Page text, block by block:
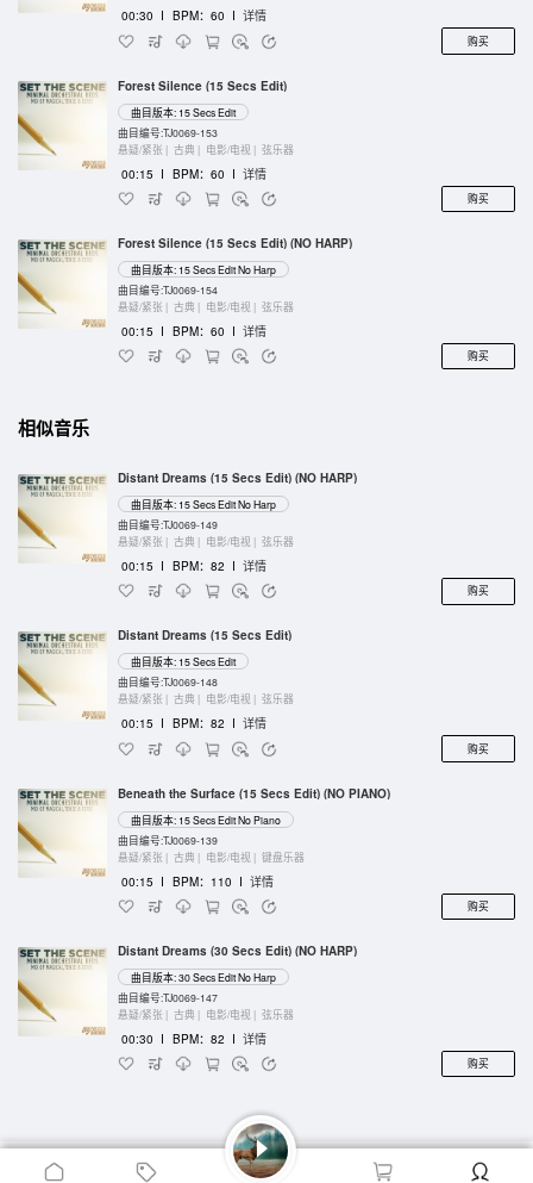
00:30 I BPM：60 I 详情
购买
Forest Silence (15 Secs Edit)
曲目版本: 15 Secs Edit
曲目编号:TJ0069-153
悬疑/紧张 | 古典 | 电影/电视 | 弦乐器
00:15 I BPM：60 I 详情
购买
Forest Silence (15 Secs Edit) (NO HARP)
曲目版本: 15 Secs Edit No Harp
曲目编号:TJ0069-154
悬疑/紧张 | 古典 | 电影/电视 | 弦乐器
00:15 I BPM：60 I 详情
购买
相似音乐
Distant Dreams (15 Secs Edit) (NO HARP)
曲目版本: 15 Secs Edit No Harp
曲目编号:TJ0069-149
悬疑/紧张 | 古典 | 电影/电视 | 弦乐器
00:15 I BPM：82 I 详情
购买
Distant Dreams (15 Secs Edit)
曲目版本: 15 Secs Edit
曲目编号:TJ0069-148
悬疑/紧张 | 古典 | 电影/电视 | 弦乐器
00:15 I BPM：82 I 详情
购买
Beneath the Surface (15 Secs Edit) (NO PIANO)
曲目版本: 15 Secs Edit No Piano
曲目编号:TJ0069-139
悬疑/紧张 | 古典 | 电影/电视 | 键盘乐器
00:15 I BPM：110 I 详情
购买
Distant Dreams (30 Secs Edit) (NO HARP)
曲目版本: 30 Secs Edit No Harp
曲目编号:TJ0069-147
悬疑/紧张 | 古典 | 电影/电视 | 弦乐器
00:30 I BPM：82 I 详情
购买